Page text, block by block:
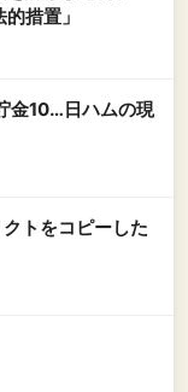
措置」
金10…日ハムの現
トをコピーした